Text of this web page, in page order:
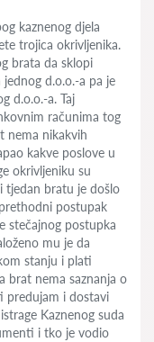
kaznenog djela
trojica okrivljenika.
brata da sklopi
d.o.o.-a pa je
d.o.o.-a. Taj
računima tog
nema nikakvih
kakve poslove u
okrivljeniku su
tjedan bratu je došlo
postupak
stečajnog postupka
mu je da
stanju i plati
brat nema saznanja o
predujam i dostavi
Kaznenog suda
i tko je vodio